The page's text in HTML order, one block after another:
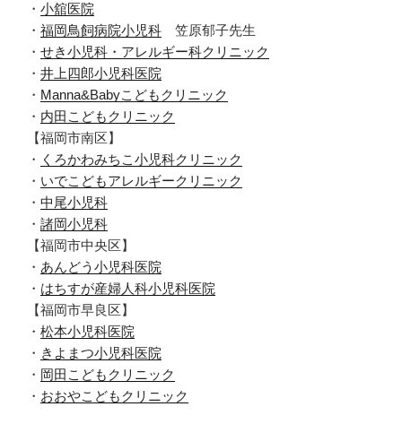
・ 小舘医院
・ 福岡鳥飼病院小児科 笠原郁子先生
・ せき小児科・アレルギー科クリニック
・ 井上四郎小児科医院
・ Manna&Babyこどもクリニック
・ 内田こどもクリニック
【福岡市南区】
・ くろかわみちこ小児科クリニック
・ いでこどもアレルギークリニック
・ 中尾小児科
・ 諸岡小児科
【福岡市中央区】
・ あんどう小児科医院
・ はちすが産婦人科小児科医院
【福岡市早良区】
・ 松本小児科医院
・ きよまつ小児科医院
・ 岡田こどもクリニック
・ おおやこどもクリニック